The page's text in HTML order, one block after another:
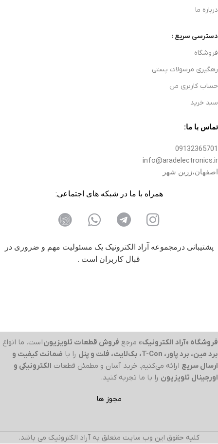
درباره ما
دسترسی سریع :
فروشگاه
رهگیری مرسولات پستی
حساب کاربری من
سبد خرید
تماس با ما:
09132365701
info@aradelectronics.ir
اصفهان،زرین شهر
همراه با ما در شبکه های اجتماعی:
پشتیبانی درمجموعه آراد الکترونیک یک مسئولیت مهم و ضروری در
قبال کاربران است .
فروشگاه «آراد الکترونیک» مرجع فروش قطعات تلویزیوناست. ما انواع
برد مین، برد پاور، T-Con، بک‌لایت، فلت و پنل
را با ضمانت کیفیت و
ارسال سریع ارائه می‌کنیم. خرید آسان و مطمئن قطعات الکترونیکی و
اورجینال تلویزیون را با ما تجربه کنید.
مجوز ها
کلیه حقوق این وب سایت متعلق به آراد الکترونیک می باشد.